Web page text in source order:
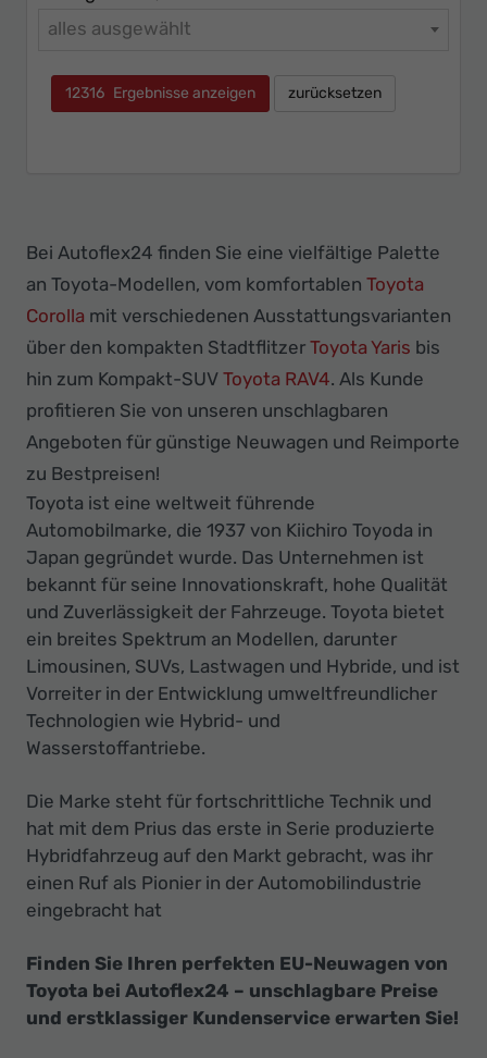
alles ausgewählt
12316 Ergebnisse anzeigen zurücksetzen
Bei Autoflex24 finden Sie eine vielfältige Palette
an Toyota-Modellen, vom komfortablen Toyota
Corolla mit verschiedenen Ausstattungsvarianten
über den kompakten Stadtflitzer Toyota Yaris bis
hin zum Kompakt-SUV Toyota RAV4. Als Kunde
profitieren Sie von unseren unschlagbaren
Angeboten für günstige Neuwagen und Reimporte
zu Bestpreisen!
Toyota ist eine weltweit führende
Automobilmarke, die 1937 von Kiichiro Toyoda in
Japan gegründet wurde. Das Unternehmen ist
bekannt für seine Innovationskraft, hohe Qualität
und Zuverlässigkeit der Fahrzeuge. Toyota bietet
ein breites Spektrum an Modellen, darunter
Limousinen, SUVs, Lastwagen und Hybride, und ist
Vorreiter in der Entwicklung umweltfreundlicher
Technologien wie Hybrid- und
Wasserstoffantriebe.
Die Marke steht für fortschrittliche Technik und
hat mit dem Prius das erste in Serie produzierte
Hybridfahrzeug auf den Markt gebracht, was ihr
einen Ruf als Pionier in der Automobilindustrie
eingebracht hat
Finden Sie Ihren perfekten EU-Neuwagen von
Toyota bei Autoflex24 – unschlagbare Preise
und erstklassiger Kundenservice erwarten Sie!